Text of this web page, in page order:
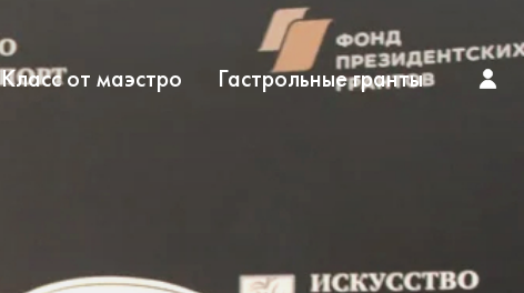
Класс от маэстро Гастрольные гранты